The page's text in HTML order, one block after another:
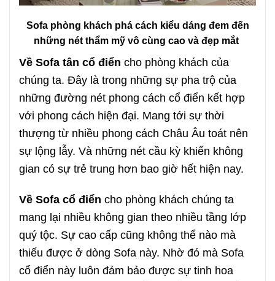
Sofa phòng khách phá cách kiểu dáng đem đến
những nét thẩm mỹ vô cùng cao và đẹp mắt
Về Sofa tân cổ điển cho phòng khách của
chúng ta. Đây là trong những sự pha trộ của
những đường nét phong cách cổ điển kết hợp
với phong cách hiện đại. Mang tới sự thời
thượng từ nhiều phong cách Châu Âu toát nên
sự lộng lẫy. Và những nét cầu kỳ khiến không
gian có sự trẻ trung hơn bao giờ hết hiện nay.
Về Sofa cổ điển cho phòng khách chúng ta
mang lại nhiều không gian theo nhiều tầng lớp
quý tộc. Sự cao cấp cũng không thể nào mà
thiếu được ở dòng Sofa này. Nhờ đó mà Sofa
cổ điển này luôn đảm bảo được sự tinh hoa